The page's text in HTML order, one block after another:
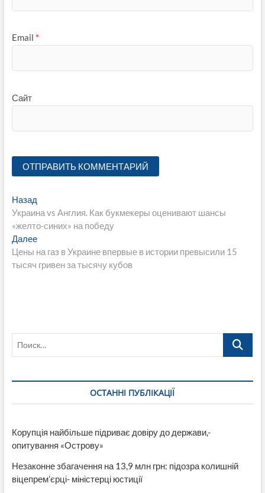
Email *
Сайт
Навигация
по
записям
НазадПредыдущая
запись:
Украина vs Англия. Как букмекеры оценивают шансы
«желто-синих» на победу
ДалееСледующая
запись:
Цены на газ в Украине впервые в истории превысили 15
тысяч гривен за тысячу кубов
Поиск…
ОСТАННІ ПУБЛІКАЦІЇ
Корупція найбільше підриває довіру до держави,-
опитування «Острову»
Незаконне збагачення на 13,9 млн грн: підозра колишній
віцепрем’єрці- міністерці юстиції